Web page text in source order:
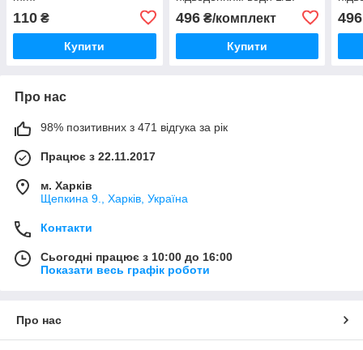
110 ₴
Купити
496₴/комплект
Купити
496
Про нас
98% позитивних з 471 відгука за рік
Працює з 22.11.2017
м. Харків
Щепкина 9., Харків, Україна
Контакти
Сьогодні працює з 10:00 до 16:00
Показати весь графік роботи
Про нас